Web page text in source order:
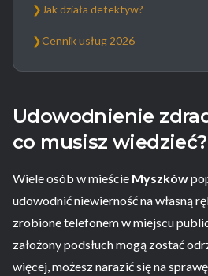
❯ Jak działa detektyw?
❯Cennik usług 2026
Udowodnienie
co musisz wiedzieć?
Wiele osób w mieście Myszków
udowodnić niewierność na własną
zrobione telefonem w miejscu
założony podsłuch mogą zostać
więcej, możesz narazić się na